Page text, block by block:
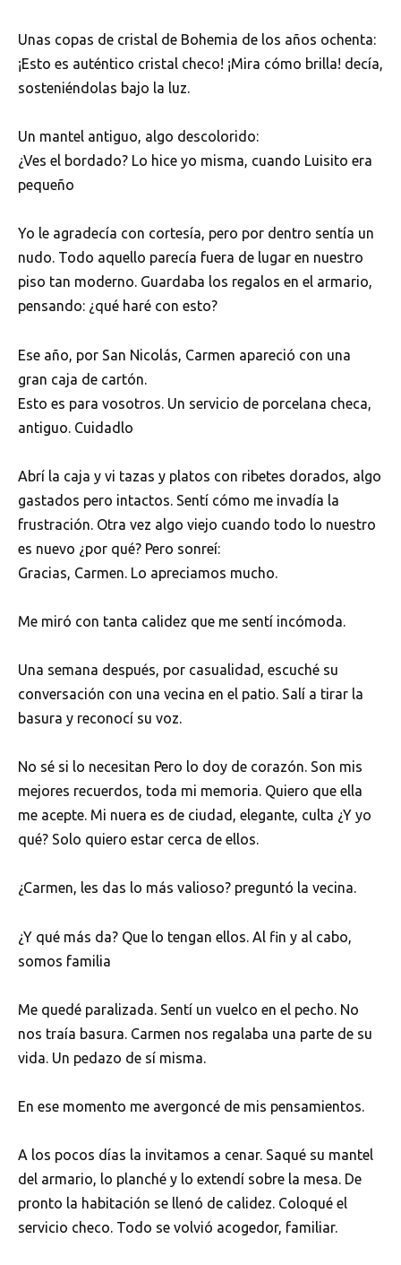
Unas copas de cristal de Bohemia de los años ochenta:
¡Esto es auténtico cristal checo! ¡Mira cómo brilla! decía,
sosteniéndolas bajo la luz.
Un mantel antiguo, algo descolorido:
¿Ves el bordado? Lo hice yo misma, cuando Luisito era
pequeño
Yo le agradecía con cortesía, pero por dentro sentía un
nudo. Todo aquello parecía fuera de lugar en nuestro
piso tan moderno. Guardaba los regalos en el armario,
pensando: ¿qué haré con esto?
Ese año, por San Nicolás, Carmen apareció con una
gran caja de cartón.
Esto es para vosotros. Un servicio de porcelana checa,
antiguo. Cuidadlo
Abrí la caja y vi tazas y platos con ribetes dorados, algo
gastados pero intactos. Sentí cómo me invadía la
frustración. Otra vez algo viejo cuando todo lo nuestro
es nuevo ¿por qué? Pero sonreí:
Gracias, Carmen. Lo apreciamos mucho.
Me miró con tanta calidez que me sentí incómoda.
Una semana después, por casualidad, escuché su
conversación con una vecina en el patio. Salí a tirar la
basura y reconocí su voz.
No sé si lo necesitan Pero lo doy de corazón. Son mis
mejores recuerdos, toda mi memoria. Quiero que ella
me acepte. Mi nuera es de ciudad, elegante, culta ¿Y yo
qué? Solo quiero estar cerca de ellos.
¿Carmen, les das lo más valioso? preguntó la vecina.
¿Y qué más da? Que lo tengan ellos. Al fin y al cabo,
somos familia
Me quedé paralizada. Sentí un vuelco en el pecho. No
nos traía basura. Carmen nos regalaba una parte de su
vida. Un pedazo de sí misma.
En ese momento me avergoncé de mis pensamientos.
A los pocos días la invitamos a cenar. Saqué su mantel
del armario, lo planché y lo extendí sobre la mesa. De
pronto la habitación se llenó de calidez. Coloqué el
servicio checo. Todo se volvió acogedor, familiar.